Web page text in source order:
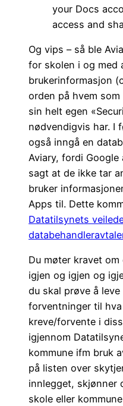
your Docs
access and
Og vips – så ble
for skolen i og med
brukerinformasjon
orden på hvem
sin helt egen
nødvendigvis har. I
også inngå en
Aviary, fordi
sagt at de ikke tar
bruker
Apps til. Dette
Datatilsynets
Du møter kravet
igjen og igjen og
du skal prøve å
forventninger til
kreve/forvente i
igjennom
kommune ifm bruk
på listen over
innlegget, skjønner
skole eller